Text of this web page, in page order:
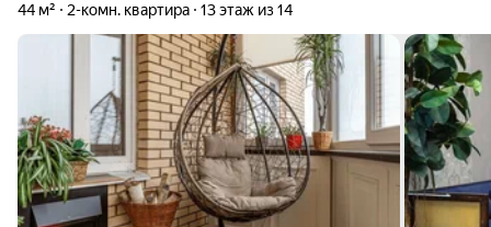
44 м² 2-комн. квартира 13 этаж из 14